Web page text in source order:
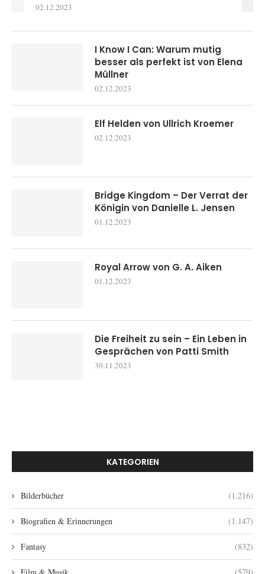
02.12.2023
I Know I Can: Warum mutig
besser als perfekt ist von Elena
Müllner
02.12.2023
Elf Helden von Ullrich Kroemer
02.12.2023
Bridge Kingdom – Der Verrat der
Königin von Danielle L. Jensen
01.12.2023
Royal Arrow von G. A. Aiken
01.12.2023
Die Freiheit zu sein – Ein Leben in
Gesprächen von Patti Smith
30.11.2023
KATEGORIEN
Bilderbücher (1.216)
Biografien & Erinnerungen (1.147)
Fantasy (832)